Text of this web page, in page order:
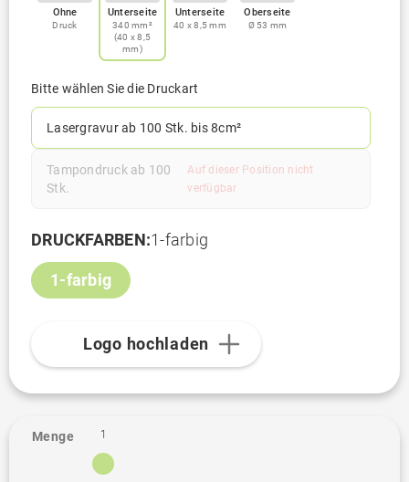
Ohne
Druck
Unterseite
340 mm²
(40 x 8,5
mm)
Unterseite
40 x 8,5 mm
Oberseite
Ø 53 mm
Bitte wählen Sie die Druckart
Lasergravur ab 100 Stk. bis 8cm²
Tampondruck ab 100
Stk.
Auf dieser Position nicht
verfügbar
DRUCKFARBEN:1-farbig
1-farbig
Logo hochladen
Menge 1